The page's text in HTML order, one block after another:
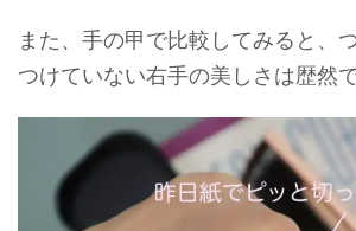
また、手の甲で比較してみると、
つけていない右手の美しさは歴然で